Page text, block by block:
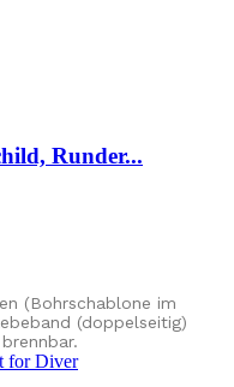
Runder...
(Bohrschablone im
(doppelseitig)